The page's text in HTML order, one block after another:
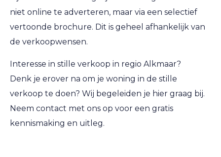
niet online te adverteren, maar via een selectief
vertoonde brochure. Dit is geheel afhankelijk van
de verkoopwensen.
Interesse in stille verkoop in regio Alkmaar?
Denk je erover na om je woning in de stille
verkoop te doen? Wij begeleiden je hier graag bij.
Neem contact met ons op voor een gratis
kennismaking en uitleg.